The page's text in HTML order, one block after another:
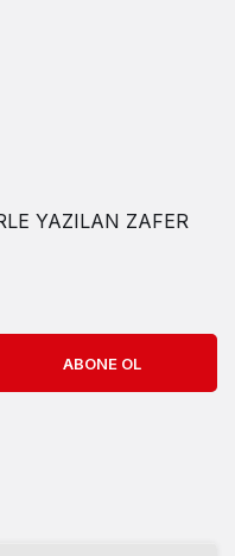
YAZILAN ZAFER
ABONE OL